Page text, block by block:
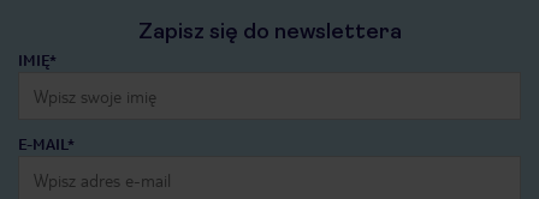
Zapisz się do newslettera
IMIĘ*
E-MAIL*